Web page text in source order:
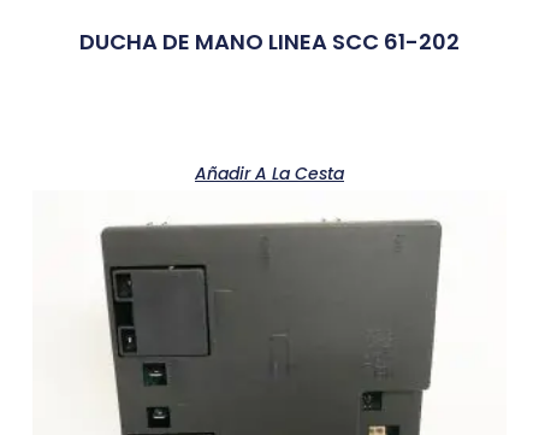
DUCHA DE MANO LINEA SCC 61-202
Añadir A La Cesta